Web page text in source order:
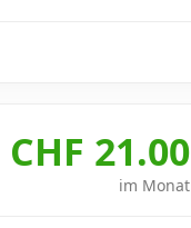
CHF 21.00
im Monat